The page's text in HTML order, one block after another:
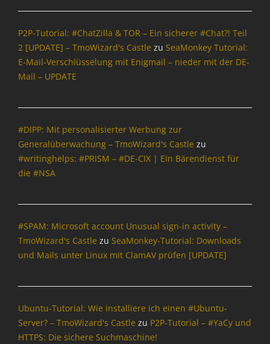
i
a
r
d
P2P-Tutorial: #ChatZilla & TOR – Ein sicherer #Chat?! Teil
2 [UPDATE] – TmoWizard's Castle zu SeaMonkey Tutorial:
E-Mail-Verschlüsselung mit Enigmail – nieder mit der DE-
Mail – UPDATE
#DIPP: Mit personalisierter Werbung zur
Generalüberwachung – TmoWizard's Castle zu
#writinghelps: #PRISM – #DE-CIX | Ein Bärendienst für
die #NSA
#SPAM: Microsoft account Unusual sign-in activity –
TmoWizard's Castle zu SeaMonkey-Tutorial: Downloads
und Mails unter Linux mit ClamAV prüfen [UPDATE]
Ubuntu-Tutorial: Wie installiere ich einen #Ubuntu-
Server? – TmoWizard's Castle zu P2P-Tutorial – #YaCy und
HTTPS: Die sichere Suchmaschine!